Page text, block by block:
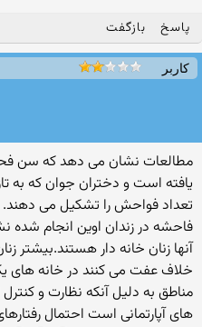
پاسخ بازگفت
کاربر
یافته است و دختران جوان که به
آنها زنان خانه دار هستند.بیشتر
خلاف عفت می کنند در خانه های
مناطق به دلیل آنکه نظارت و
های آپارتمانی است احتمال